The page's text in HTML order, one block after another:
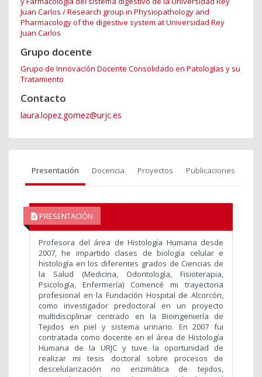
Juan Carlos / Research group in Physiopathology and
Pharmacology of the digestive system at Universidad Rey
Juan Carlos
Grupo docente
Grupo de Innovación Docente Consolidado en Patologías y su
Tratamiento
Contacto
laura.lopez.gomez@urjc.es
Presentación Docencia Proyectos Publicaciones
PRESENTACIÓN
Profesora del área de Histología Humana desde
2007, he impartido clases de biología celular e
histología en los diferentes grados de Ciencias de
la Salud (Medicina, Odontología, Fisioterapia,
Psicología, Enfermería) Comencé mi trayectoria
profesional en la Fundación Hospital de Alcorcón,
como investigador predoctoral en un proyecto
multidisciplinar centrado en la Bioingeniería de
Tejidos en piel y sistema urinario. En 2007 fui
contratada como docente en el área de Histología
Humana de la URJC y tuve la oportunidad de
realizar mi tesis doctoral sobre procesos de
descelularización no enzimática de tejidos,